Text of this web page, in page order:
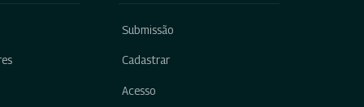
Submissão
Cadastrar
Acesso